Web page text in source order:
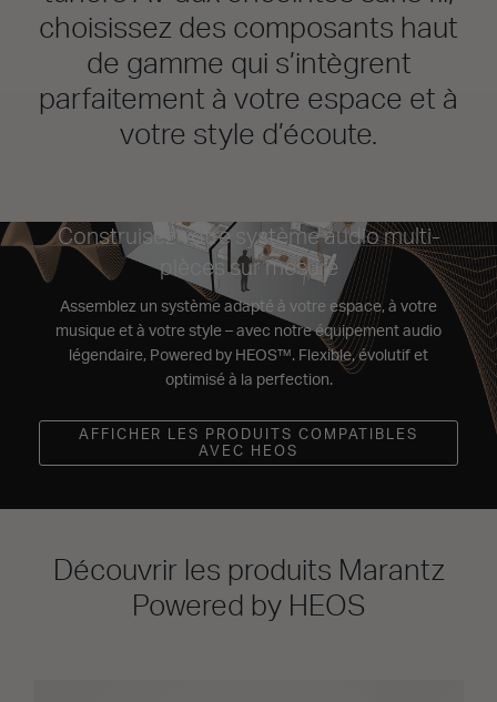
choisissez des composants haut
de gamme qui s’intègrent
parfaitement à votre espace et à
votre style d’écoute.
Construisez votre système audio multi-
pièces sur mesure
Assemblez un système adapté à votre espace, à votre
musique et à votre style – avec notre équipement audio
légendaire, Powered by HEOS™. Flexible, évolutif et
optimisé à la perfection.
AFFICHER LES PRODUITS COMPATIBLES
AVEC HEOS
Découvrir les produits Marantz
Powered by HEOS